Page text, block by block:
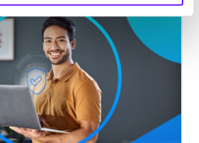
la « Vérification sur-
solution flexible et
conçue pour répondre
exigences.